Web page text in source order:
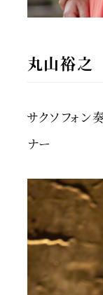
丸山裕之
サクソフォン
ナー